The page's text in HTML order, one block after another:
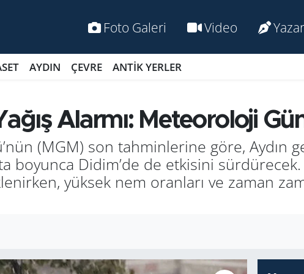
Foto Galeri Video
AYDIN ÇEVRE ANTİK YERLER
Alar­mı: Me­te­oro­lo­ji
(MGM) son tah­min­le­ri­ne göre, Aydın
bo­yun­ca Didim’de de et­ki­si­ni sür­dü­recek.
yük­sek nem oran­la­rı ve zaman